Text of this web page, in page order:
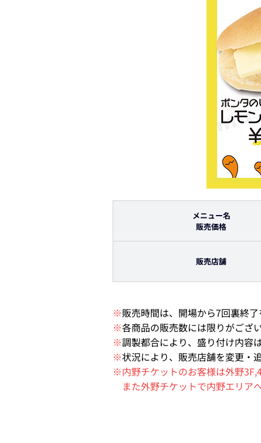
メニュー名
販売価格
販売店舗
※販売時間は、開場から7回裏終了
※各商品の販売数には限りがござ
※調製都合により、盛り付け内容
※状況により、販売店舗を変更・
※内野チケットのお客様は外野
また外野チケットで内野エリア